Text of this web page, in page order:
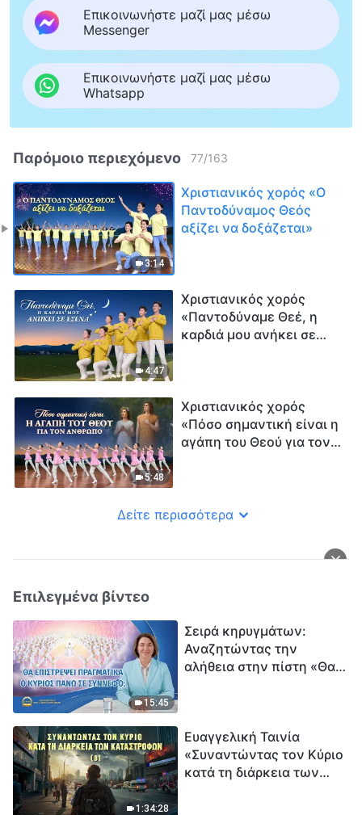
Επικοινωνήστε μαζί μας μέσω
Messenger
Επικοινωνήστε μαζί μας μέσω
Whatsapp
Παρόμοιο περιεχόμενο 77/163
3:14
Χριστιανικός χορός «Ο
Παντοδύναμος Θεός
αξίζει να δοξάζεται»
4:47
Χριστιανικός χορός
«Παντοδύναμε Θεέ, η
καρδιά μου ανήκει σε
5:48
Χριστιανικός χορός
«Πόσο σημαντική είναι η
αγάπη του Θεού για τον
Δείτε περισσότερα
Επιλεγμένα βίντεο
15:45
Σειρά κηρυγμάτων:
Αναζητώντας την
αλήθεια στην πίστη «Θα
1:34:28
Ευαγγελική Ταινία
«Συναντώντας τον Κύριο
κατά τη διάρκεια των